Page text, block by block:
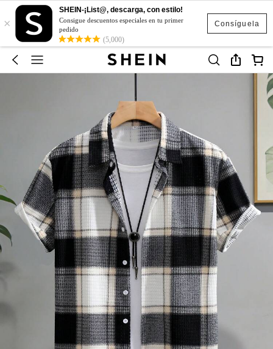
Consíguela
×
SHEIN-¡List@, descarga, con estilo!
Consigue descuentos especiales en tu primer
pedido
(5,000)